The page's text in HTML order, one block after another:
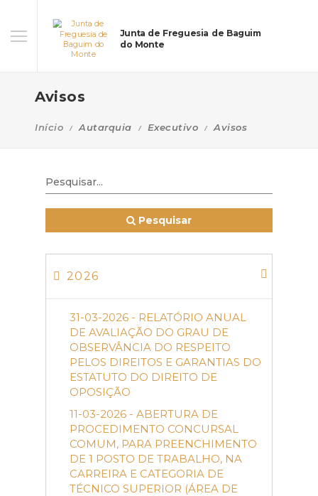
Junta de Freguesia de Baguim
do Monte
Avisos
Início Autarquia Executivo Avisos
Pesquisar
2026
31-03-2026 - RELATÓRIO ANUAL
DE AVALIAÇÃO DO GRAU DE
OBSERVÂNCIA DO RESPEITO
PELOS DIREITOS E GARANTIAS DO
ESTATUTO DO DIREITO DE
OPOSIÇÃO
11-03-2026 - ABERTURA DE
PROCEDIMENTO CONCURSAL
COMUM, PARA PREENCHIMENTO
DE 1 POSTO DE TRABALHO, NA
CARREIRA E CATEGORIA DE
TÉCNICO SUPERIOR (ÁREA DE